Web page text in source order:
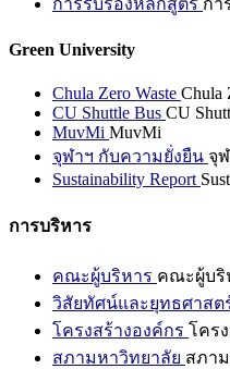
การรับรองหลักสูตร กา
Green University
Chula Zero Waste Chula
CU Shuttle Bus CU
MuvMi MuvMi
จุฬาฯ กับความยั่งยืน จุ
Sustainability Report
การบริหาร
คณะผู้บริหาร คณะผู้บริ
วิสัยทัศน์และยุทธศาสต
โครงสร้างองค์กร โคร
สภามหาวิทยาลัย สภา